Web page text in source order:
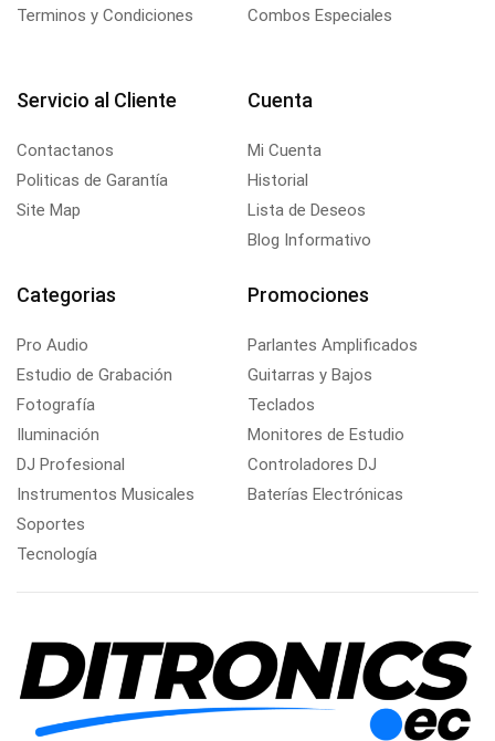
Terminos y Condiciones
Combos Especiales
Servicio al Cliente
Contactanos
Politicas de Garantía
Site Map
Cuenta
Mi Cuenta
Historial
Lista de Deseos
Blog Informativo
Categorias
Pro Audio
Estudio de Grabación
Fotografía
Iluminación
DJ Profesional
Instrumentos Musicales
Soportes
Tecnología
Promociones
Parlantes Amplificados
Guitarras y Bajos
Teclados
Monitores de Estudio
Controladores DJ
Baterías Electrónicas